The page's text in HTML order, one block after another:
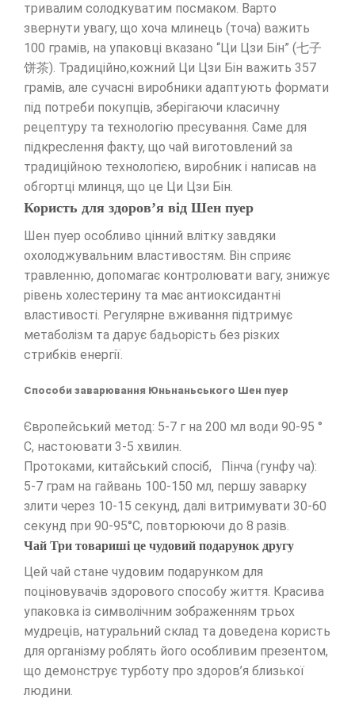
тривалим солодкуватим посмаком. Варто
звернути увагу, що хоча млинець (точа) важить
100 грамів, на упаковці вказано “Ци Цзи Бін” (七子
饼茶). Традиційно,кожний Ци Цзи Бін важить 357
грамів, але сучасні виробники адаптують формати
під потреби покупців, зберігаючи класичну
рецептуру та технологію пресування. Саме для
підкреслення факту, що чай виготовлений за
традиційною технологією, виробник і написав на
обгортці млинця, що це Ци Цзи Бін.
Користь для здоров’я від Шен пуер
Шен пуер особливо цінний влітку завдяки
охолоджувальним властивостям. Він сприяє
травленню, допомагає контролювати вагу, знижує
рівень холестерину та має антиоксидантні
властивості. Регулярне вживання підтримує
метаболізм та дарує бадьорість без різких
стрибків енергії.
Способи заварювання Юньнаньського Шен пуер
Європейський метод: 5-7 г на 200 мл води 90-95 °
C, настоювати 3-5 хвилин.
Протоками, китайський спосіб, Пінча (гунфу ча):
5-7 грам на гайвань 100-150 мл, першу заварку
злити через 10-15 секунд, далі витримувати 30-60
секунд при 90-95°C, повторюючи до 8 разів.
Чай Три товариші це чудовий подарунок другу
Цей чай стане чудовим подарунком для
поціновувачів здорового способу життя. Красива
упаковка із символічним зображенням трьох
мудреців, натуральний склад та доведена користь
для організму роблять його особливим презентом,
що демонструє турботу про здоров’я близької
людини.